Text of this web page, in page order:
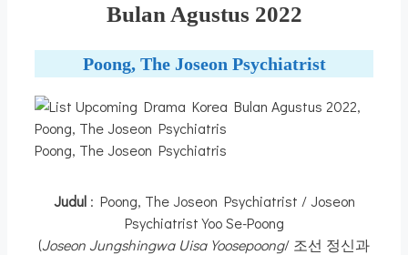
Bulan Agustus 2022
Poong, The Joseon Psychiatrist
Poong, The Joseon Psychiatris
Judul: Poong, The Joseon Psychiatrist / Joseon
Psychiatrist Yoo Se-Poong
(Joseon Jungshingwa Uisa Yoosepoong/ 조선 정신과